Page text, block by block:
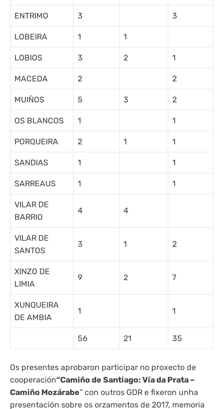
ENTRIMO 3 3
LOBEIRA 1 1
LOBIOS 3 2 1
MACEDA 2 2
MUIÑOS 5 3 2
OS BLANCOS 1 1
PORQUEIRA 2 1 1
SANDIAS 1 1
SARREAUS 1 1
VILAR DE
BARRIO
4 4
VILAR DE
SANTOS
3 1 2
XINZO DE
LIMIA
9 2 7
XUNQUEIRA
DE AMBIA
1 1
56 21 35
Os presentes aprobaron participar no proxecto de
cooperación“Camiño de Santiago: Vía da Prata –
Camiño Mozárabe” con outros GDR e fixeron unha
presentación sobre os orzamentos de 2017, memoria